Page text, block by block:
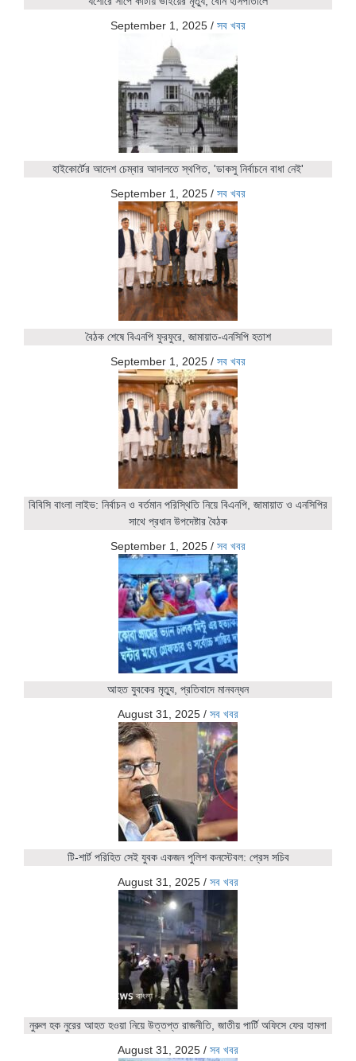
September 1, 2025 / সব খবর
হাইকোর্টের আদেশ চেম্বার আদালতে স্থগিত, 'ডাকসু নির্বাচনে বাধা নেই'
September 1, 2025 / সব খবর
বৈঠক শেষে বিএনপি ফুরফুরে, জামায়াত-এনসিপি হতাশ
September 1, 2025 / সব খবর
বিবিসি বাংলা লাইভ: নির্বাচন ও বর্তমান পরিস্থিতি নিয়ে বিএনপি, জামায়াত ও এনসিপির
সাথে প্রধান উপদেষ্টার বৈঠক
September 1, 2025 / সব খবর
আহত যুবকের মৃত্যু, প্রতিবাদে মানবন্ধন
August 31, 2025 / সব খবর
টি-শার্ট পরিহিত সেই যুবক একজন পুলিশ কনস্টেবল: প্রেস সচিব
August 31, 2025 / সব খবর
নুরুল হক নুরের আহত হওয়া নিয়ে উত্তপ্ত রাজনীতি, জাতীয় পার্টি অফিসে ফের হামলা
August 31, 2025 / সব খবর